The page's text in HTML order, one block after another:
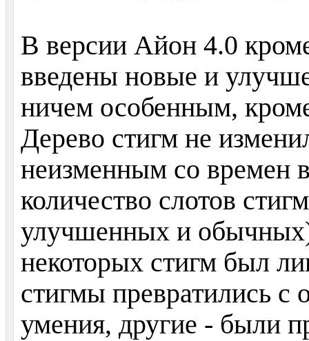
В версии Айон 4.0
введены новые и
ничем особенным,
Дерево стигм не
неизменным со времен
количество слотов
улучшенных и
некоторых стигм был
стигмы превратились
умения, другие - были